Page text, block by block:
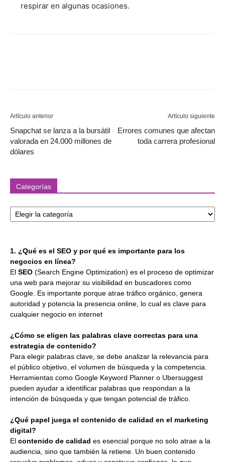
respirar en algunas ocasiones.
Artículo anterior
Snapchat se lanza a la bursátil
valorada en 24.000 millones de
dólares
Artículo siguiente
Errores comunes que afectan
toda carrera profesional
Categorías
1. ¿Qué es el SEO y por qué es importante para los
negocios en línea?
El SEO (Search Engine Optimization) es el proceso de optimizar
una web para mejorar su visibilidad en buscadores como
Google. Es importante porque atrae tráfico orgánico, genera
autoridad y potencia la presencia online, lo cual es clave para
cualquier negocio en internet
¿Cómo se eligen las palabras clave correctas para una
estrategia de contenido?
Para elegir palabras clave, se debe analizar la relevancia para
el público objetivo, el volumen de búsqueda y la competencia.
Herramientas como Google Keyword Planner o Ubersuggest
pueden ayudar a identificar palabras que respondan a la
intención de búsqueda y que tengan potencial de tráfico.
¿Qué papel juega el contenido de calidad en el marketing
digital?
El contenido de calidad es esencial porque no solo atrae a la
audiencia, sino que también la retiene. Un buen contenido